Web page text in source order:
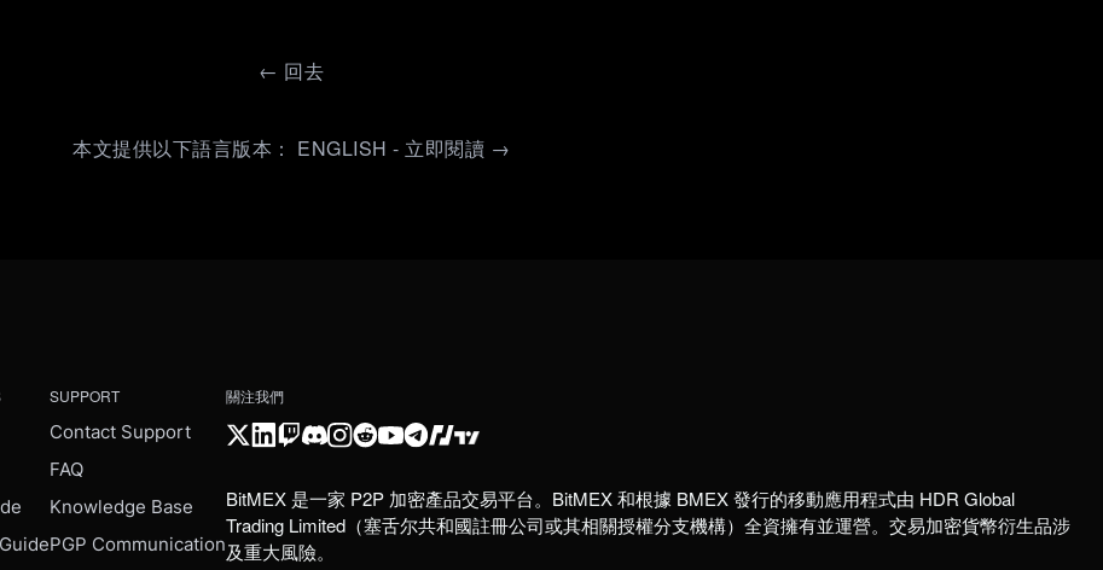
← 回去
本文提供以下語言版本： ENGLISH - 立即閱讀 →
SUPPORT
Contact Support
FAQ
Knowledge Base
PGP Communication
關注我們
BitMEX 是一家 P2P 加密產品交易平台。BitMEX 和根據 BMEX 發行的移動應用程式由 HDR Global
Trading Limited（塞舌尔共和國註冊公司或其相關授權分支機構）全資擁有並運營。交易加密貨幣衍生品涉
及重大風險。